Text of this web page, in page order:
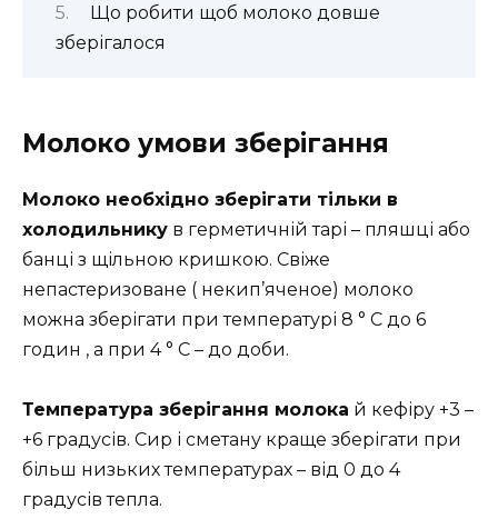
Що робити щоб молоко довше
зберігалося
Молоко умови зберігання
Молоко необхідно зберігати тільки в
холодильнику в герметичній тарі – пляшці або
банці з щільною кришкою. Свіже
непастеризоване ( некип’яченое) молоко
можна зберігати при температурі 8 ° С до 6
годин , а при 4 ° С – до доби.
Температура зберігання молока й кефіру +3 –
+6 градусів. Сир і сметану краще зберігати при
більш низьких температурах – від 0 до 4
градусів тепла.